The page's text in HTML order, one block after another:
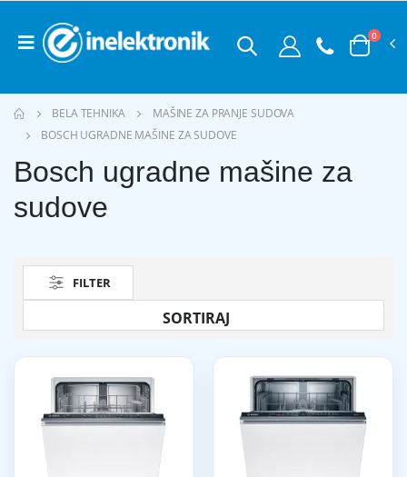
0
BELA TEHNIKA
MAŠINE ZA PRANJE SUDOVA
BOSCH UGRADNE MAŠINE ZA SUDOVE
Bosch ugradne mašine za
sudove
FILTER